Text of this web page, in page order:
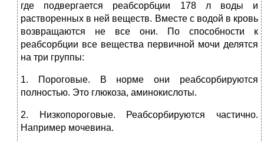
где подвергается реабсорбции 178 л воды и
растворенных в ней веществ. Вместе с водой в кровь
возвращаются не все они. По способности к
реабсорбции все вещества первичной мочи делятся
на три группы:
1. Пороговые. В норме они реабсорбируются
полностью. Это глюкоза, аминокислоты.
2. Низкопороговые. Реабсорбируются частично.
Например мочевина.